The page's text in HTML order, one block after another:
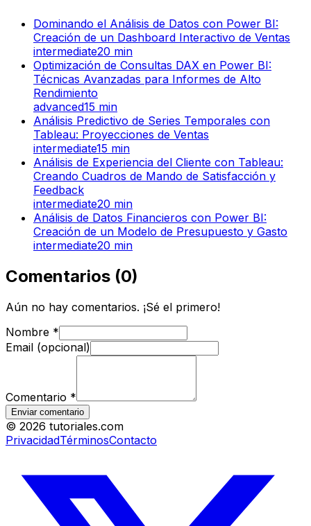
Dominando el Análisis de Datos con Power BI:
Creación de un Dashboard Interactivo de Ventas
intermediate20 min
Optimización de Consultas DAX en Power BI:
Técnicas Avanzadas para Informes de Alto
Rendimiento
advanced15 min
Análisis Predictivo de Series Temporales con
Tableau: Proyecciones de Ventas
intermediate15 min
Análisis de Experiencia del Cliente con Tableau:
Creando Cuadros de Mando de Satisfacción y
Feedback
intermediate20 min
Análisis de Datos Financieros con Power BI:
Creación de un Modelo de Presupuesto y Gasto
intermediate20 min
Comentarios (0)
Aún no hay comentarios. ¡Sé el primero!
Nombre *
Email (opcional)
Comentario *
Enviar comentario
© 2026 tutoriales.com
PrivacidadTérminosContacto